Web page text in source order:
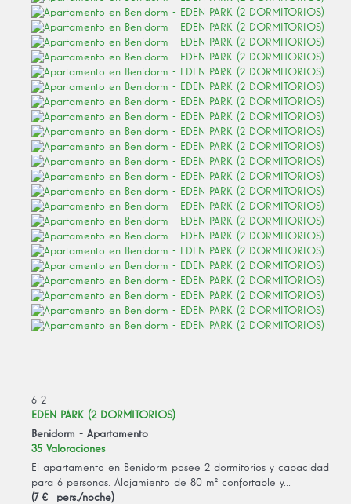
6 2
EDEN PARK (2 DORMITORIOS)
Benidorm - Apartamento
35 Valoraciones
El apartamento en Benidorm posee 2 dormitorios y capacidad
para 6 personas. Alojamiento de 80 m² confortable y...
(7 € pers./noche)